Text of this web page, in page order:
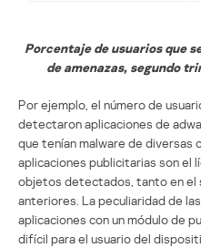
Porcentaje de usuarios que
de amenazas, segundo
Por ejemplo, el número de
detectaron aplicaciones de
que tenían malware de diversas
aplicaciones publicitarias son el
objetos detectados, tanto en el
anteriores. La peculiaridad de
aplicaciones con un módulo de
difícil para el usuario del